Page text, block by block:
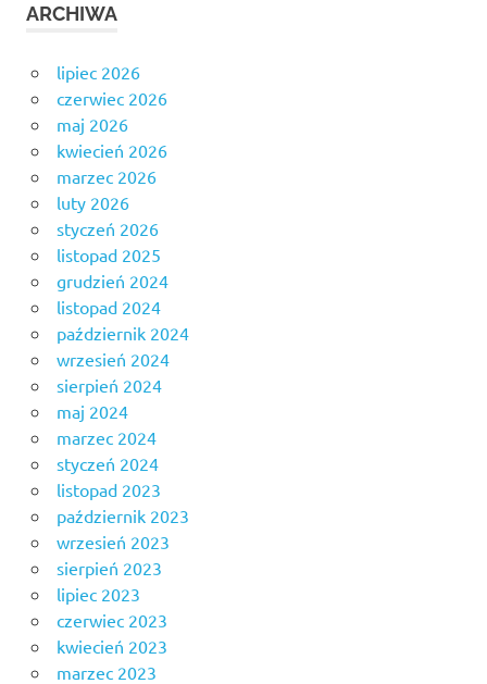
ARCHIWA
lipiec 2026
czerwiec 2026
maj 2026
kwiecień 2026
marzec 2026
luty 2026
styczeń 2026
listopad 2025
grudzień 2024
listopad 2024
październik 2024
wrzesień 2024
sierpień 2024
maj 2024
marzec 2024
styczeń 2024
listopad 2023
październik 2023
wrzesień 2023
sierpień 2023
lipiec 2023
czerwiec 2023
kwiecień 2023
marzec 2023